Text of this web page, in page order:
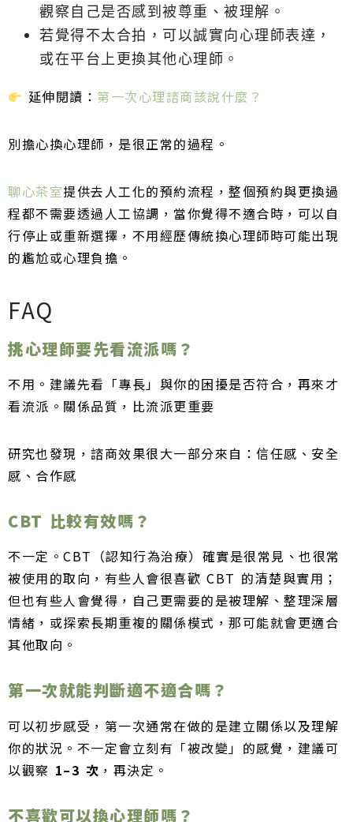
觀察自己是否感到被尊重、被理解。
若覺得不太合拍，可以誠實向心理師表達，
或在平台上更換其他心理師。
延伸閱讀： 第一次心理諮商該說什麼？
別擔心換心理師，是很正常的過程。
聊心茶室提供去人工化的預約流程，整個預約與更換過
程都不需要透過人工協調，當你覺得不適合時，可以自
行停止或重新選擇，不用經歷傳統換心理師時可能出現
的尷尬或心理負擔。
FAQ
挑心理師要先看流派嗎？
不用。建議先看「專長」與你的困擾是否符合，再來才
看流派。關係品質，比流派更重要
研究也發現，諮商效果很大一部分來自：信任感、安全
感、合作感
CBT 比較有效嗎？
不一定。CBT（認知行為治療）確實是很常見、也很常
被使用的取向，有些人會很喜歡 CBT 的清楚與實用；
但也有些人會覺得，自己更需要的是被理解、整理深層
情緒，或探索長期重複的關係模式，那可能就會更適合
其他取向。
第一次就能判斷適不適合嗎？
可以初步感受，第一次通常在做的是建立關係以及理解
你的狀況。不一定會立刻有「被改變」的感覺，建議可
以觀察 1–3 次 ，再決定。
不喜歡可以換心理師嗎？